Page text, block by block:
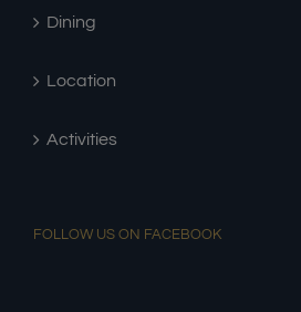
Dining
Location
Activities
FOLLOW US ON FACEBOOK